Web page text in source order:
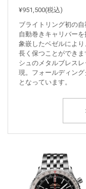
¥951,500(税込)
ブライトリング初の
自動巻きキャリバー
象嵌したベゼルによ
長く保つことができ
シュのメタルブレス
現。フォールディン
となっています。